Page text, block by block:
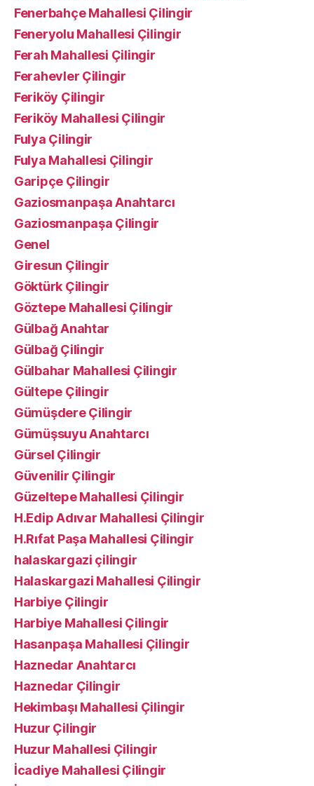
Fenerbahçe Mahallesi Çilingir
Feneryolu Mahallesi Çilingir
Ferah Mahallesi Çilingir
Ferahevler Çilingir
Feriköy Çilingir
Feriköy Mahallesi Çilingir
Fulya Çilingir
Fulya Mahallesi Çilingir
Garipçe Çilingir
Gaziosmanpaşa Anahtarcı
Gaziosmanpaşa Çilingir
Genel
Giresun Çilingir
Göktürk Çilingir
Göztepe Mahallesi Çilingir
Gülbağ Anahtar
Gülbağ Çilingir
Gülbahar Mahallesi Çilingir
Gültepe Çilingir
Gümüşdere Çilingir
Gümüşsuyu Anahtarcı
Gürsel Çilingir
Güvenilir Çilingir
Güzeltepe Mahallesi Çilingir
H.Edip Adıvar Mahallesi Çilingir
H.Rıfat Paşa Mahallesi Çilingir
halaskargazi çilingir
Halaskargazi Mahallesi Çilingir
Harbiye Çilingir
Harbiye Mahallesi Çilingir
Hasanpaşa Mahallesi Çilingir
Haznedar Anahtarcı
Haznedar Çilingir
Hekimbaşı Mahallesi Çilingir
Huzur Çilingir
Huzur Mahallesi Çilingir
İcadiye Mahallesi Çilingir